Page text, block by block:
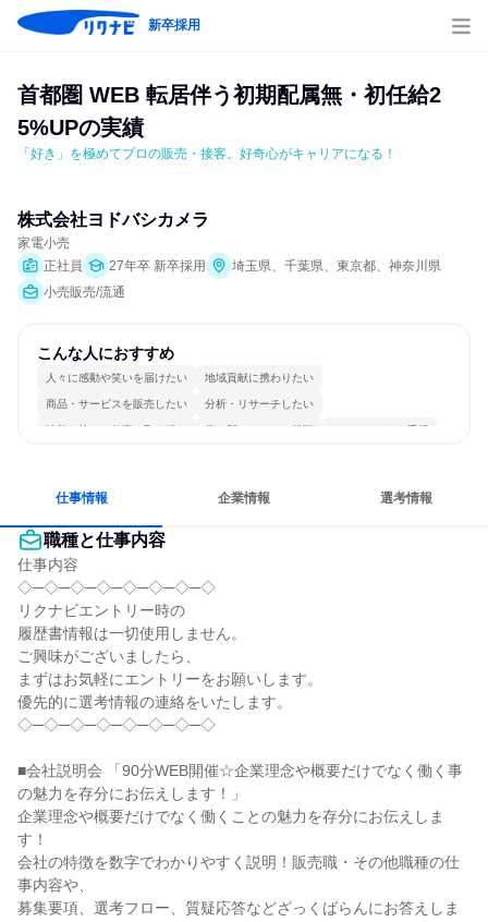
新卒採用
首都圏 WEB 転居伴う初期配属無・初任給2
5%UPの実績
「好き」を極めてプロの販売・接客。好奇心がキャリアになる！
株式会社ヨドバシカメラ
家電小売
正社員
27年卒 新卒採用
埼玉県、千葉県、東京都、神奈川県
小売販売/流通
こんな人におすすめ
人々に感動や笑いを届けたい 地域貢献に携わりたい
商品・サービスを販売したい 分析・リサーチしたい
情熱を持って仕事に取り組む 常に新しいものに挑戦 チームワークを重視
仕事情報 企業情報 選考情報
職種と仕事内容
仕事内容
◇─◇─◇─◇─◇─◇─◇─◇
リクナビエントリー時の
履歴書情報は一切使用しません。
ご興味がございましたら、
まずはお気軽にエントリーをお願いします。
優先的に選考情報の連絡をいたします。
◇─◇─◇─◇─◇─◇─◇─◇
■会社説明会 「90分WEB開催☆企業理念や概要だけでなく働く事
の魅力を存分にお伝えします！」
企業理念や概要だけでなく働くことの魅力を存分にお伝えしま
す！
会社の特徴を数字でわかりやすく説明！販売職・その他職種の仕
事内容や、
募集要項、選考フロー、質疑応答などざっくばらんにお答えしま